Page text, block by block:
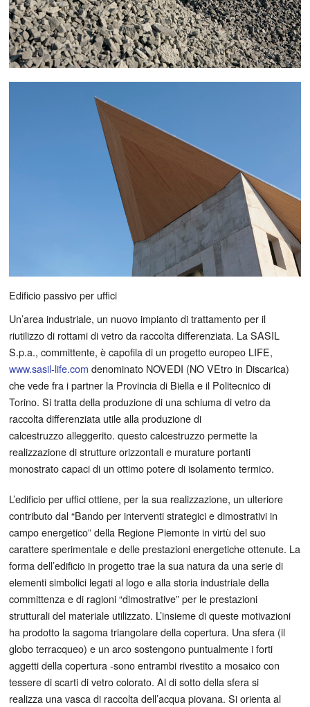
Edificio passivo per uffici
Un’area industriale, un nuovo impianto di trattamento per il
riutilizzo di rottami di vetro da raccolta differenziata. La SASIL
S.p.a., committente, è capofila di un progetto europeo LIFE,
www.sasil-life.com denominato NOVEDI (NO VEtro in Discarica)
che vede fra i partner la Provincia di Biella e il Politecnico di
Torino. Si tratta della produzione di una schiuma di vetro da
raccolta differenziata utile alla produzione di
calcestruzzo alleggerito. questo calcestruzzo permette la
realizzazione di strutture orizzontali e murature portanti
monostrato capaci di un ottimo potere di isolamento termico.
L’edificio per uffici ottiene, per la sua realizzazione, un ulteriore
contributo dal “Bando per interventi strategici e dimostrativi in
campo energetico” della Regione Piemonte in virtù del suo
carattere sperimentale e delle prestazioni energetiche ottenute. La
forma dell’edificio in progetto trae la sua natura da una serie di
elementi simbolici legati al logo e alla storia industriale della
committenza e di ragioni “dimostrative” per le prestazioni
strutturali del materiale utilizzato. L’insieme di queste motivazioni
ha prodotto la sagoma triangolare della copertura. Una sfera (il
globo terracqueo) e un arco sostengono puntualmente i forti
aggetti della copertura -sono entrambi rivestito a mosaico con
tessere di scarti di vetro colorato. Al di sotto della sfera si
realizza una vasca di raccolta dell’acqua piovana. Si orienta al